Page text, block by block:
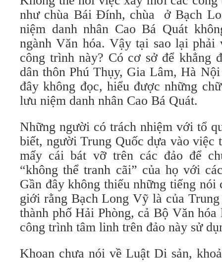
như chùa Bái Đính, chùa ở Bạch
niệm danh nhân Cao Bá Quát
ngành Văn hóa. Vậy tại sao lại phải
công trình này? Có cơ sở để khẳng
dân thôn Phú Thụy, Gia Lâm, Hà
đây không đọc, hiểu được những
lưu niệm danh nhân Cao Bá Quát.
Những người có trách nhiệm với tổ
biết, người Trung Quốc dựa vào việc
mấy cái bát vỡ trên các đảo để
“không thể tranh cãi” của họ với
Gần đây không thiếu những tiếng
giới rằng Bạch Long Vỹ là của
thành phố Hải Phòng, cả Bộ Văn
công trình tâm linh trên đảo này sử
Khoan chưa nói về Luật Di sản,